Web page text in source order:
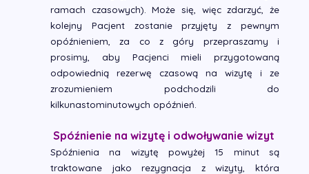
ramach czasowych). Może się, więc zdarzyć, że
kolejny Pacjent zostanie przyjęty z pewnym
opóźnieniem, za co z góry przepraszamy i
prosimy, aby Pacjenci mieli przygotowaną
odpowiednią rezerwę czasową na wizytę i ze
zrozumieniem podchodzili do
kilkunastominutowych opóźnień.
Spóźnienie na wizytę i odwoływanie wizyt
Spóźnienia na wizytę powyżej 15 minut są
traktowane jako rezygnacja z wizyty, która